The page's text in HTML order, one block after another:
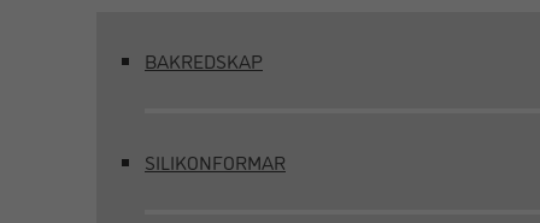
BAKREDSKAP
SILIKONFORMAR